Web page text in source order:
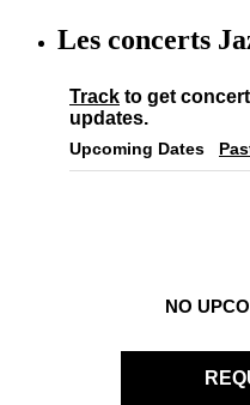
Les concerts
Track to get
updates.
Upcoming Dates
NO